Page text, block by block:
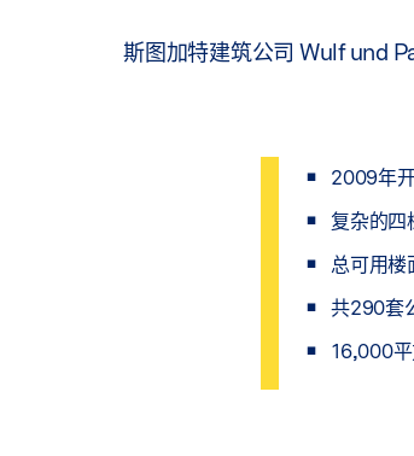
斯图加特建筑公司 Wulf und
2009年
复杂的四
总可用
共290套
16,000平